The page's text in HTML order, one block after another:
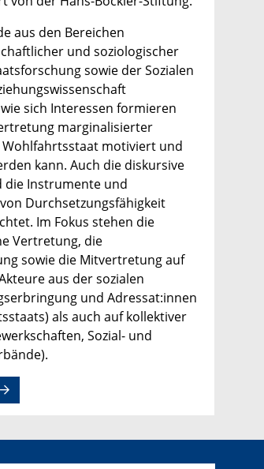
aus den Bereichen
und soziologischer
sowie der Sozialen
sich Interessen formieren
marginalisierter
motiviert und
kann. Auch die diskursive
die Instrumente und
Durchsetzungsfähigkeit
Im Fokus stehen die
Vertretung, die
sowie die Mitvertretung auf
aus der sozialen
und Adressat:innen
als auch auf kollektiver
Sozial- und